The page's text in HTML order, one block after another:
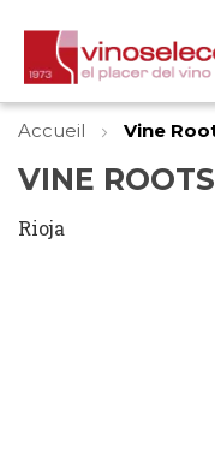
Accueil Vine
VINE
Rioja